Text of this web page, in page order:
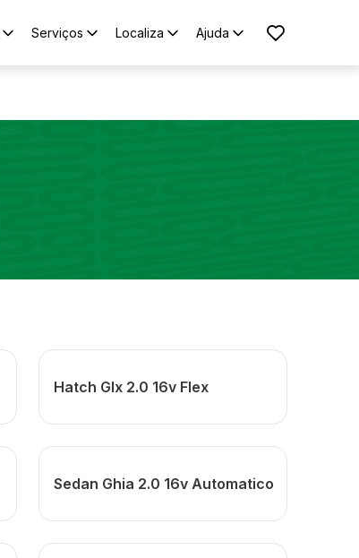
Serviços Localiza Ajuda
Hatch Glx 2.0 16v Flex
Sedan Ghia 2.0 16v Automatico